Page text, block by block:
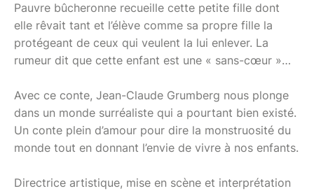
Pauvre bûcheronne recueille cette petite fille dont
elle rêvait tant et l’élève comme sa propre fille la
protégeant de ceux qui veulent la lui enlever. La
rumeur dit que cette enfant est une « sans-cœur »…
Avec ce conte, Jean-Claude Grumberg nous plonge
dans un monde surréaliste qui a pourtant bien existé.
Un conte plein d’amour pour dire la monstruosité du
monde tout en donnant l’envie de vivre à nos enfants.
Directrice artistique, mise en scène et interprétation